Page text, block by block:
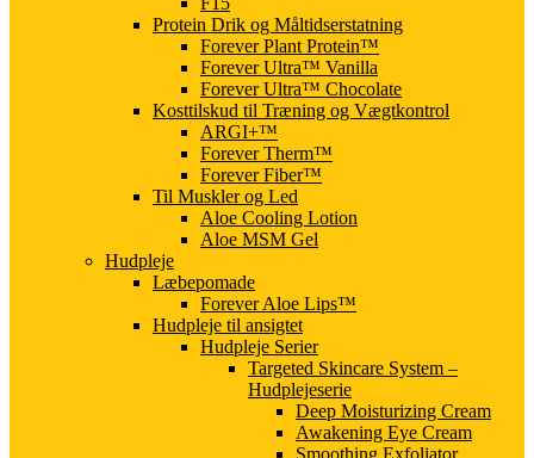
Protein Drik og Måltidserstatning
Forever Plant Protein™
Forever Ultra™ Vanilla
Forever Ultra™ Chocolate
Kosttilskud til Træning og Vægtkontrol
ARGI+™
Forever Therm™
Forever Fiber™
Til Muskler og Led
Aloe Cooling Lotion
Aloe MSM Gel
Hudpleje
Læbepomade
Forever Aloe Lips™
Hudpleje til ansigtet
Hudpleje Serier
Targeted Skincare System –
Hudplejeserie
Deep Moisturizing Cream
Awakening Eye Cream
Smoothing Exfoliator